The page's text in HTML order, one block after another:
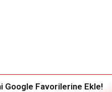
Google Favorilerine Ekle!